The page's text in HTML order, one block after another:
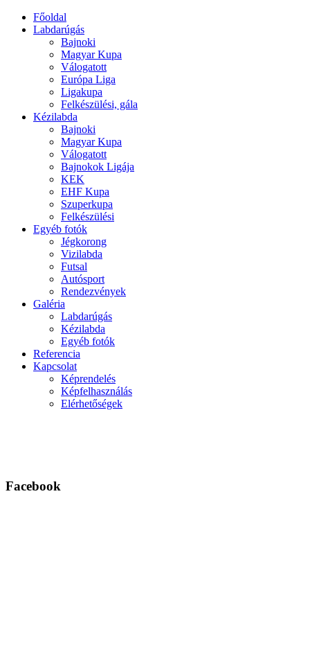
Főoldal
Labdarúgás
Bajnoki
Magyar Kupa
Válogatott
Európa Liga
Ligakupa
Felkészülési, gála
Kézilabda
Bajnoki
Magyar Kupa
Válogatott
Bajnokok Ligája
KEK
EHF Kupa
Szuperkupa
Felkészülési
Egyéb fotók
Jégkorong
Vizilabda
Futsal
Autósport
Rendezvények
Galéria
Labdarúgás
Kézilabda
Egyéb fotók
Referencia
Kapcsolat
Képrendelés
Képfelhasználás
Elérhetőségek
Facebook